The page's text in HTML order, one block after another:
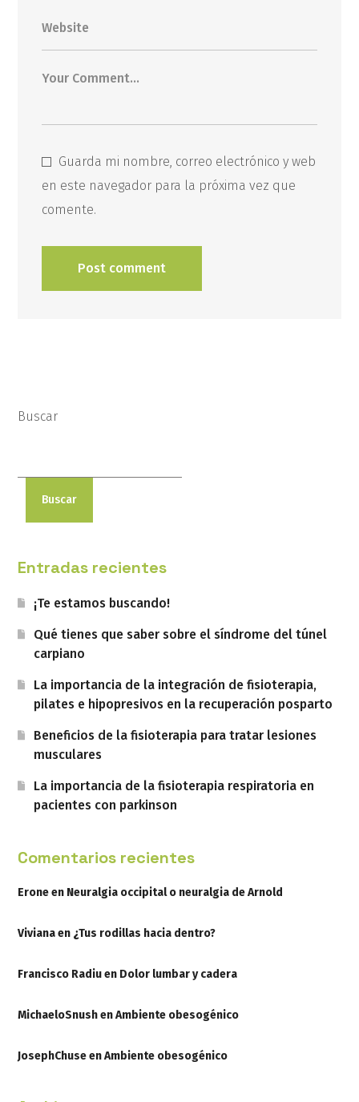
Guarda mi nombre, correo electrónico y web
en este navegador para la próxima vez que
comente.
Buscar
Buscar
Entradas recientes
¡Te estamos buscando!
Qué tienes que saber sobre el síndrome del túnel
carpiano
La importancia de la integración de fisioterapia,
pilates e hipopresivos en la recuperación posparto
Beneficios de la fisioterapia para tratar lesiones
musculares
La importancia de la fisioterapia respiratoria en
pacientes con parkinson
Comentarios recientes
Eroneen Neuralgia occipital o neuralgia de Arnold
Vivianaen ¿Tus rodillas hacia dentro?
Francisco Radiuen Dolor lumbar y cadera
MichaeloSnushenAmbiente obesogénico
JosephChuseenAmbiente obesogénico